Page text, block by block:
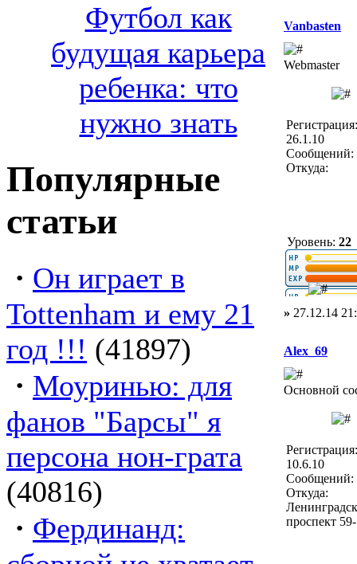
Футбол как
будущая карьера
ребенка: что
нужно знать
Популярные
статьи
· Он играет в
Tottenham и ему 21
год !!! (41897)
· Моуринью: для
фанов "Барсы" я
персона нон-грата
(40816)
· Фердинанд:
Vanbasten
Webmaster
Регистрация:
26.1.10
Сообщений:
Откуда:
Уровень: 22
» 27.12.14
Alex_69
Основной
Регистрация:
10.6.10
Сообщений:
Откуда:
проспект